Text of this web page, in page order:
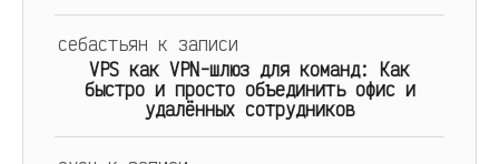
себастьян к записи
VPS как VPN-шлюз для команд: Как
быстро и просто объединить офис и
удалённых сотрудников